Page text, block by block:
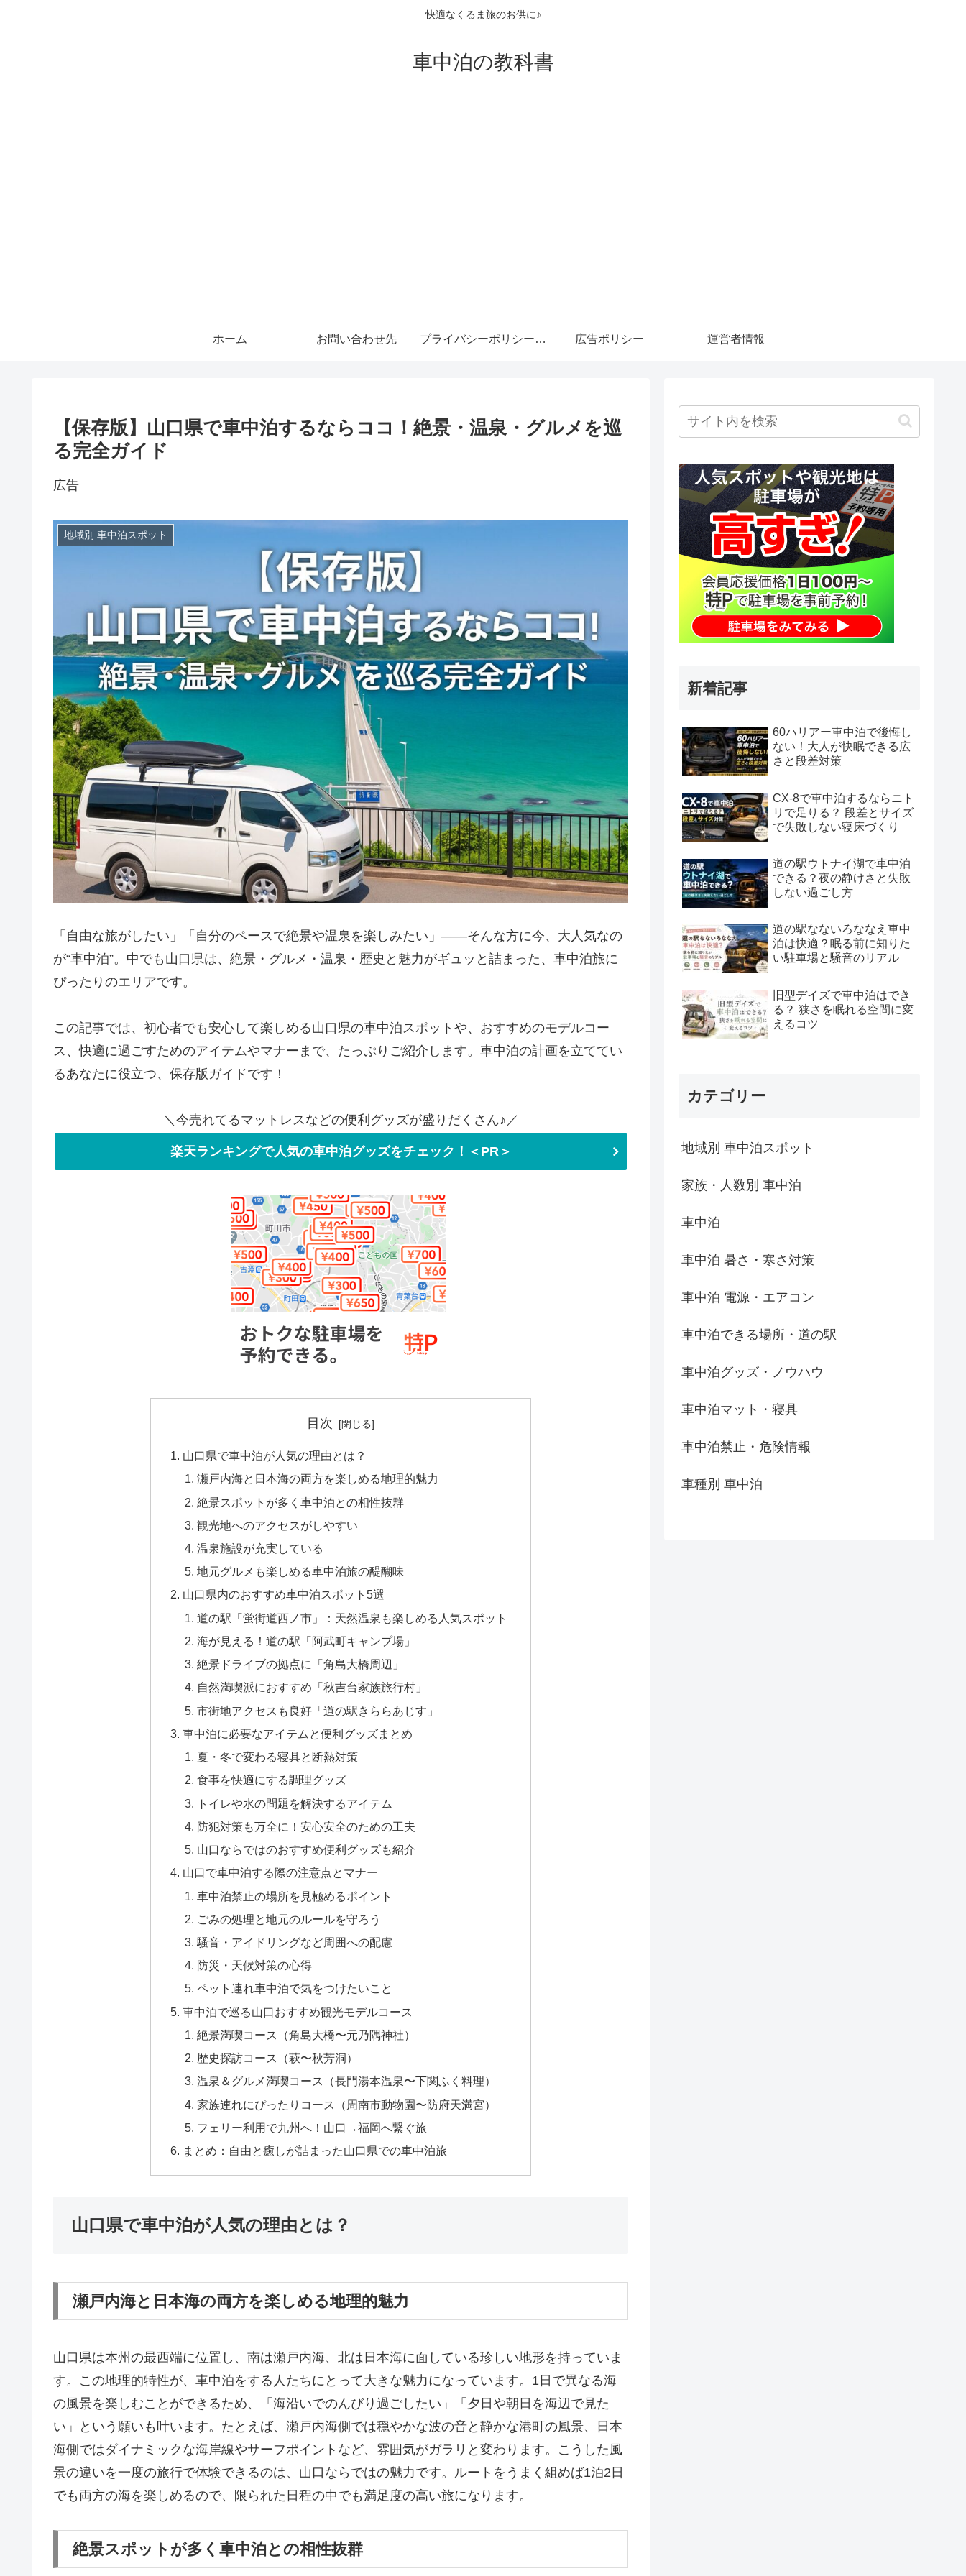
快適なくるま旅のお供に♪
車中泊の教科書
ホーム お問い合わせ先 プライバシーポリシー・免責事項 広告ポリシー 運営者情報
【保存版】山口県で車中泊するならココ！絶景・温泉・グルメを巡
る完全ガイド
広告
地域別 車中泊スポット
「自由な旅がしたい」「自分のペースで絶景や温泉を楽しみたい」——そんな方に今、大人気なの
が“車中泊”。中でも山口県は、絶景・グルメ・温泉・歴史と魅力がギュッと詰まった、車中泊旅に
ぴったりのエリアです。
この記事では、初心者でも安心して楽しめる山口県の車中泊スポットや、おすすめのモデルコー
ス、快適に過ごすためのアイテムやマナーまで、たっぷりご紹介します。車中泊の計画を立ててい
るあなたに役立つ、保存版ガイドです！
＼今売れてるマットレスなどの便利グッズが盛りだくさん♪／
楽天ランキングで人気の車中泊グッズをチェック！＜PR＞
目次
山口県で車中泊が人気の理由とは？
瀬戸内海と日本海の両方を楽しめる地理的魅力
絶景スポットが多く車中泊との相性抜群
観光地へのアクセスがしやすい
温泉施設が充実している
地元グルメも楽しめる車中泊旅の醍醐味
山口県内のおすすめ車中泊スポット5選
道の駅「蛍街道西ノ市」：天然温泉も楽しめる人気スポット
海が見える！道の駅「阿武町キャンプ場」
絶景ドライブの拠点に「角島大橋周辺」
自然満喫派におすすめ「秋吉台家族旅行村」
市街地アクセスも良好「道の駅きららあじす」
車中泊に必要なアイテムと便利グッズまとめ
夏・冬で変わる寝具と断熱対策
食事を快適にする調理グッズ
トイレや水の問題を解決するアイテム
防犯対策も万全に！安心安全のための工夫
山口ならではのおすすめ便利グッズも紹介
山口で車中泊する際の注意点とマナー
車中泊禁止の場所を見極めるポイント
ごみの処理と地元のルールを守ろう
騒音・アイドリングなど周囲への配慮
防災・天候対策の心得
ペット連れ車中泊で気をつけたいこと
車中泊で巡る山口おすすめ観光モデルコース
絶景満喫コース（角島大橋〜元乃隅神社）
歴史探訪コース（萩〜秋芳洞）
温泉＆グルメ満喫コース（長門湯本温泉〜下関ふく料理）
家族連れにぴったりコース（周南市動物園〜防府天満宮）
フェリー利用で九州へ！山口→福岡へ繋ぐ旅
まとめ：自由と癒しが詰まった山口県での車中泊旅
山口県で車中泊が人気の理由とは？
瀬戸内海と日本海の両方を楽しめる地理的魅力
山口県は本州の最西端に位置し、南は瀬戸内海、北は日本海に面している珍しい地形を持っていま
す。この地理的特性が、車中泊をする人たちにとって大きな魅力になっています。1日で異なる海
の風景を楽しむことができるため、「海沿いでのんびり過ごしたい」「夕日や朝日を海辺で見た
い」という願いも叶います。たとえば、瀬戸内海側では穏やかな波の音と静かな港町の風景、日本
海側ではダイナミックな海岸線やサーフポイントなど、雰囲気がガラリと変わります。こうした風
景の違いを一度の旅行で体験できるのは、山口ならではの魅力です。ルートをうまく組めば1泊2日
でも両方の海を楽しめるので、限られた日程の中でも満足度の高い旅になります。
絶景スポットが多く車中泊との相性抜群
新着記事
60ハリアー車中泊で後悔し
ない！大人が快眠できる広
さと段差対策
CX-8で車中泊するならニト
リで足りる？ 段差とサイズ
で失敗しない寝床づくり
道の駅ウトナイ湖で車中泊
できる？夜の静けさと失敗
しない過ごし方
道の駅なないろななえ車中
泊は快適？眠る前に知りた
い駐車場と騒音のリアル
旧型デイズで車中泊はでき
る？ 狭さを眠れる空間に変
えるコツ
カテゴリー
地域別 車中泊スポット
家族・人数別 車中泊
車中泊
車中泊 暑さ・寒さ対策
車中泊 電源・エアコン
車中泊できる場所・道の駅
車中泊グッズ・ノウハウ
車中泊マット・寝具
車中泊禁止・危険情報
車種別 車中泊